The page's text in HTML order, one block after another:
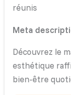
réunis
Meta
Découvrez le
esthétique
bien-être